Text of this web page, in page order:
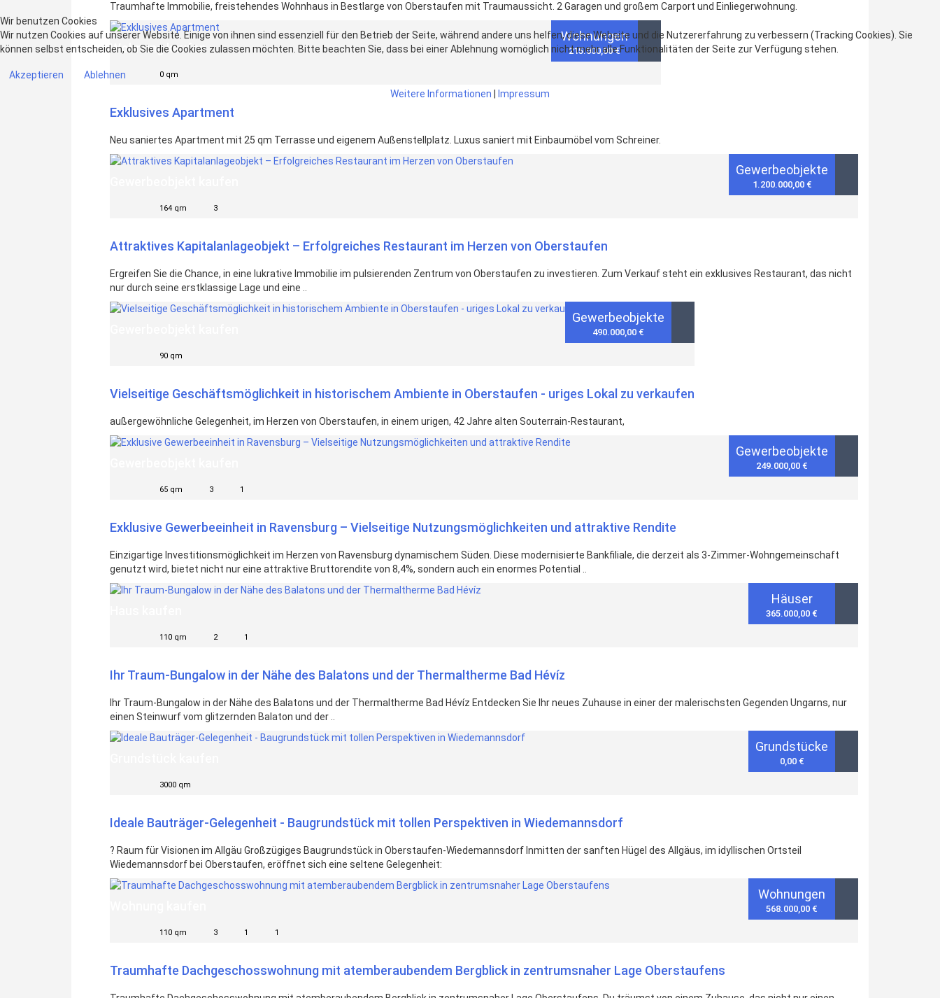
Traumhafte Immobilie, freistehendes Wohnhaus in Bestlarge von Oberstaufen mit Traumaussicht. 2 Garagen und großem Carport und Einliegerwohnung.
Wohnung kaufen
Wohnungen
215.000,00 €
0 qm
Exklusives Apartment
Neu saniertes Apartment mit 25 qm Terrasse und eigenem Außenstellplatz. Luxus saniert mit Einbaumöbel vom Schreiner.
Gewerbeobjekte
1.200.000,00 €
164 qm 3
Attraktives Kapitalanlageobjekt – Erfolgreiches Restaurant im Herzen von Oberstaufen
Ergreifen Sie die Chance, in eine lukrative Immobilie im pulsierenden Zentrum von Oberstaufen zu investieren. Zum Verkauf steht ein exklusives Restaurant, das nicht
nur durch seine erstklassige Lage und eine ..
Gewerbeobjekte
490.000,00 €
90 qm
Vielseitige Geschäftsmöglichkeit in historischem Ambiente in Oberstaufen - uriges Lokal zu verkaufen
außergewöhnliche Gelegenheit, im Herzen von Oberstaufen, in einem urigen, 42 Jahre alten Souterrain-Restaurant,
Gewerbeobjekte
249.000,00 €
65 qm 3 1
Exklusive Gewerbeeinheit in Ravensburg – Vielseitige Nutzungsmöglichkeiten und attraktive Rendite
Einzigartige Investitionsmöglichkeit im Herzen von Ravensburg dynamischem Süden. Diese modernisierte Bankfiliale, die derzeit als 3-Zimmer-Wohngemeinschaft
genutzt wird, bietet nicht nur eine attraktive Bruttorendite von 8,4%, sondern auch ein enormes Potential ..
Häuser
365.000,00 €
110 qm 2 1
Ihr Traum-Bungalow in der Nähe des Balatons und der Thermaltherme Bad Hévíz
Ihr Traum-Bungalow in der Nähe des Balatons und der Thermaltherme Bad Hévíz Entdecken Sie Ihr neues Zuhause in einer der malerischsten Gegenden Ungarns, nur
einen Steinwurf vom glitzernden Balaton und der ..
Grundstücke
0,00 €
3000 qm
Ideale Bauträger-Gelegenheit - Baugrundstück mit tollen Perspektiven in Wiedemannsdorf
? Raum für Visionen im Allgäu Großzügiges Baugrundstück in Oberstaufen-Wiedemannsdorf Inmitten der sanften Hügel des Allgäus, im idyllischen Ortsteil
Wiedemannsdorf bei Oberstaufen, eröffnet sich eine seltene Gelegenheit:
Wohnungen
568.000,00 €
110 qm 3 1 1
Traumhafte Dachgeschosswohnung mit atemberaubendem Bergblick in zentrumsnaher Lage Oberstaufens
Wir benutzen Cookies
Wir nutzen Cookies auf unserer Website. Einige von ihnen sind essenziell für den Betrieb der Seite, während andere uns helfen, diese Website und die Nutzererfahrung zu verbessern (Tracking Cookies). Sie
können selbst entscheiden, ob Sie die Cookies zulassen möchten. Bitte beachten Sie, dass bei einer Ablehnung womöglich nicht mehr alle Funktionalitäten der Seite zur Verfügung stehen.
Akzeptieren
Ablehnen
Weitere Informationen
Impressum